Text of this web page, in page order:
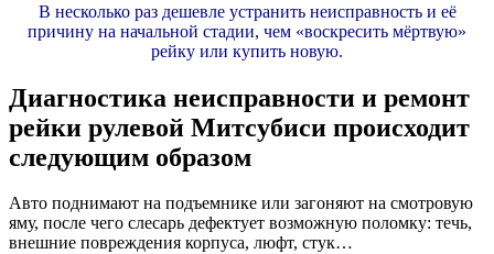
В несколько раз дешевле устранить неисправность и её
причину на начальной стадии, чем «воскресить мёртвую»
рейку или купить новую.
Диагностика неисправности и ремонт
рейки рулевой Митсубиси происходит
следующим образом
Авто поднимают на подъемнике или загоняют на смотровую
яму, после чего слесарь дефектует возможную поломку: течь,
внешние повреждения корпуса, люфт, стук…